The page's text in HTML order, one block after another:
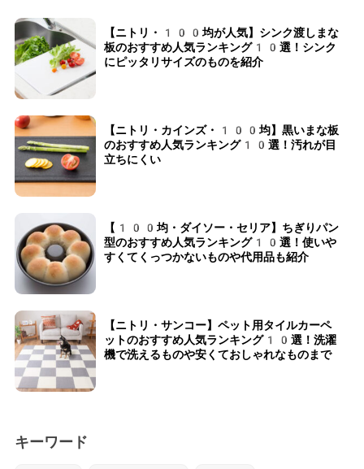
【ニトリ・100均が人気】シンク渡しまな
板のおすすめ人気ランキング10選！シンク
にピッタリサイズのものを紹介
【ニトリ・カインズ・100均】黒いまな板
のおすすめ人気ランキング10選！汚れが目
立ちにくい
【100均・ダイソー・セリア】ちぎりパン
型のおすすめ人気ランキング10選！使いや
すくてくっつかないものや代用品も紹介
【ニトリ・サンコー】ペット用タイルカーペ
ットのおすすめ人気ランキング10選！洗濯
機で洗えるものや安くておしゃれなものまで
キーワード